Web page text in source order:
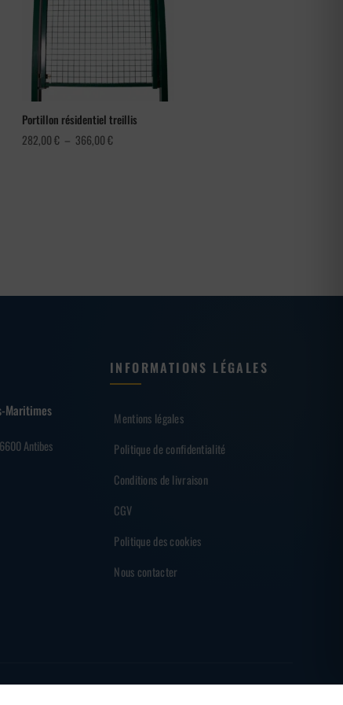
Portillon résidentiel treillis
282,00€ – 366,00€Plage
Maritimes
Antibes
INFORMATIONS LÉGALES
Mentions légales
Politique de confidentialité
Conditions de livraison
CGV
Politique des cookies
Nous contacter